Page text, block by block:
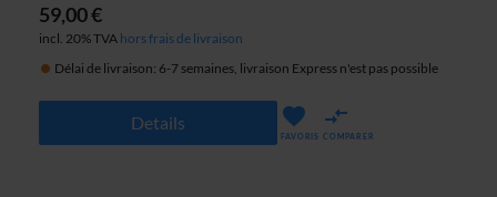
59,00 €
incl. 20% TVA hors frais de livraison
Délai de livraison: 6-7 semaines, livraison Express n'est pas possible
Details
FAVORIS COMPARER